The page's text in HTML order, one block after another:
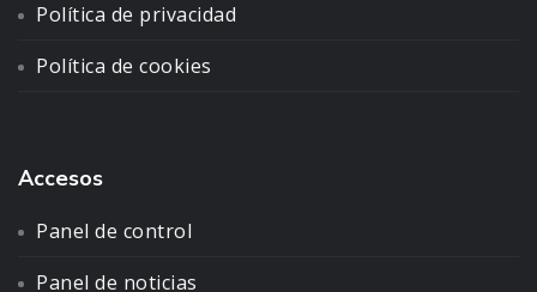
Política de privacidad
Política de cookies
Accesos
Panel de control
Panel de noticias